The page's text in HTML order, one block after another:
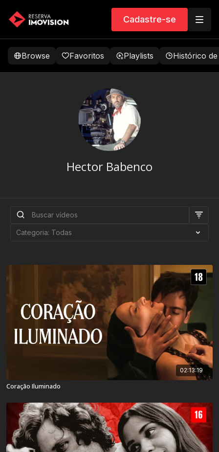
Cadastre-se
Browse Favoritos Playlists Histórico
Hector Babenco
02:13:19
Coração Iluminado